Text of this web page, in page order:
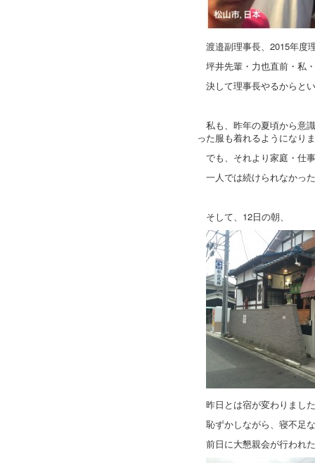
渡邉副理事長、2015年度
坪井先輩・力也直前・私
決して理事長やるからと
私も、昨年の夏頃から意
った服も着れるようになり
でも、それより家庭・仕
一人では続けられなかっ
そして、12日の朝、
昨日とは宿が変わりまし
恥ずかしながら、寝不足
前日に大懇親会が行われ